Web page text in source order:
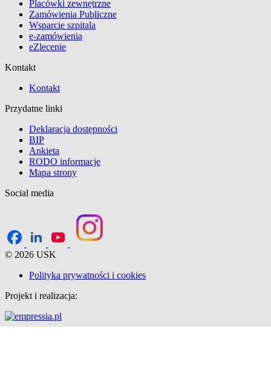
Placówki zewnętrzne
Zamówienia Publiczne
Wsparcie szpitala
e-zamówienia
eZlecenie
Kontakt
Kontakt
Przydatne linki
Deklaracja dostępności
BIP
Ankieta
RODO informacje
Mapa strony
Social media
© 2026 USK
Polityka prywatności i cookies
Projekt i realizacja: